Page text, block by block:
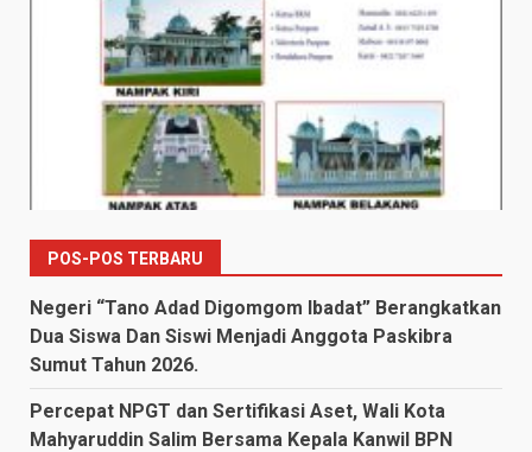
POS-POS TERBARU
Negeri “Tano Adad Digomgom Ibadat” Berangkatkan
Dua Siswa Dan Siswi Menjadi Anggota Paskibra
Sumut Tahun 2026.
Percepat NPGT dan Sertifikasi Aset, Wali Kota
Mahyaruddin Salim Bersama Kepala Kanwil BPN